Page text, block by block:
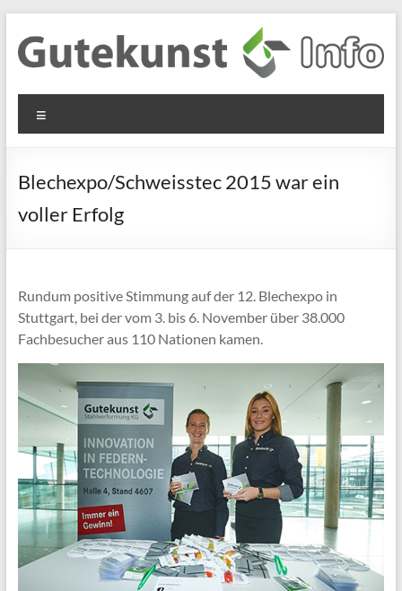
Inhalt
springen
Gutekunst
Formfedern
GmbH
Informationen
Flachmaterial
Blechexpo/Schweisstec 2015 war ein
voller Erfolg
Rundum positive Stimmung auf der 12. Blechexpo in
Stuttgart, bei der vom 3. bis 6. November über 38.000
Fachbesucher aus 110 Nationen kamen.